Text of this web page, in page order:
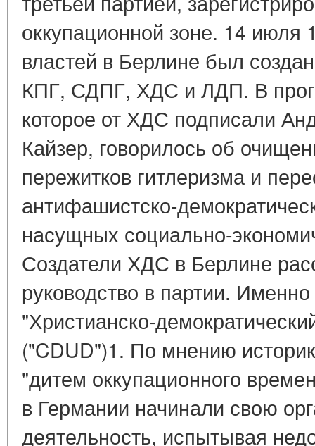
оккупационной зоне. 14 июля
властей в Берлине был
КПГ, СДПГ, ХДС и ЛДП. В
которое от ХДС подписали
Кайзер, говорилось об
пережитков гитлеризма и
антифашистско-
насущных социально-
Создатели ХДС в Берлине
руководство в партии.
"Христианско-
("CDUD")1. По мнению
"дитем оккупационного
в Германии начинали свою
деятельность, испытывая